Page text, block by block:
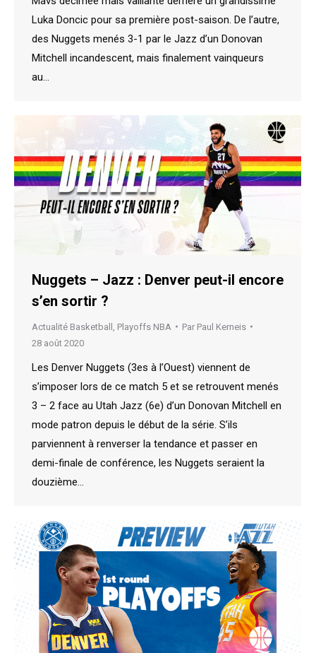
Luka Doncic pour sa première post-saison. De l’autre,
des Nuggets menés 3-1 par le Jazz d’un Donovan
Mitchell incandescent, mais finalement vainqueurs
au…
Nuggets – Jazz : Denver peut-il encore
s’en sortir ?
Actualité Basketball Playoffs NBA Par Paul Kerneis
28 août 2020
Les Denver Nuggets (3es à l’Ouest) viennent de
s’imposer lors de ce match 5 et se retrouvent menés
3 – 2 face au Utah Jazz (6e) d’un Donovan Mitchell en
mode patron depuis le début de la série. S’ils
parviennent à renverser la tendance et passer en
demi-finale de conférence, les Nuggets seraient la
douzième…